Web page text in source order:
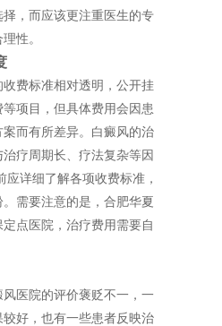
，而应该更注重医生的专
性。
费标准相对透明，公开挂
项目，但具体费用会因患
而有所差异。白癜风的治
疗周期长、疗法复杂等因
详细了解各项收费标准，
需要注意的是，合肥华夏
点医院，治疗费用需要自
医院的评价褒贬不一，一
好，也有一些患者反映治